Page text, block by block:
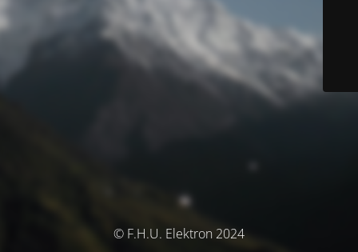
© F.H.U. Elektron 2024